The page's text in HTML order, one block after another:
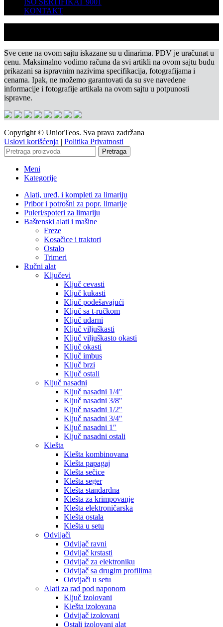
KONTAKT
Sve cene na ovom sajtu iskazane su u dinarima. PDV je uračunat u
cenu. Maksimalno vodimo računa da svi artikli na ovom sajtu budu
prikazani sa ispravnim nazivima specifikacija, fotografijama i
cenama. Ipak, ne možemo garantovati da su sve navedene
informacije i fotografije artikala na ovom sajtu u potpunosti
ispravne.
Copyright © UniorTeos. Sva prava zadržana
Uslovi korišćenja | Politika Privatnosti
Pretraga
Meni
Kategorije
Alati, uređ. i kompleti za limariju
Pribor i potrošni za popr. limarije
Puleri/spoteri za limariju
Baštenski alati i mašine
Freze
Kosačice i traktori
Ostalo
Trimeri
Ručni alat
Ključevi
Ključ cevasti
Ključ kukasti
Ključ podešavajući
Ključ sa t-ručkom
Ključ udarni
Ključ viljuškasti
Ključ viljuškasto okasti
Ključ okasti
Ključ imbus
Ključ brzi
Ključ ostali
Ključ nasadni
Ključ nasadni 1/4″
Ključ nasadni 3/8″
Ključ nasadni 1/2″
Ključ nasadni 3/4″
Ključ nasadni 1″
Ključ nasadni ostali
Klešta
Klešta kombinovana
Klešta papagaj
Klešta sečice
Klešta seger
Klešta standardna
Klešta za krimpovanje
Klešta elektroničarska
Klešta ostala
Klešta u setu
Odvijači
Odvijač ravni
Odvijač krstasti
Odvijač za elektroniku
Odvijač sa drugim profilima
Odvijači u setu
Alati za rad pod naponom
Ključ izolovani
Klešta izolovana
Odvijač izolovani
Ostali izolovani alat